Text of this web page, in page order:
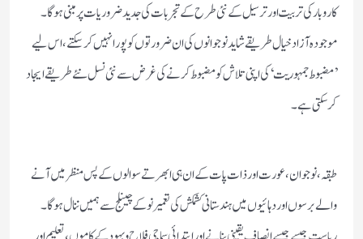
کاروبارکی تربیت اورترسیل کے نئی طرح کے تجربات کی جدید ضروریات پر مبنی ہوگا۔
موجودہ آزاد خیال طریقے شاید نوجوانوں کی ان ضرورتوں کو پورانہیں کرسکتے،اس لیے
’مضبوط جمہوریت‘کی اپنی تلاش کو مضبوط کرنے کی غرض سے نئی نسل نئے طریقے ایجاد
کرسکتی ہے۔
طبقہ،نوجوان،عورت اور ذات پات کے ان ہی ابھرتے سوالوں کے پس منظر میں آنے
والے برسوں اور دہائیوں میں ہندستانی کشمکش کی تعمیر نو کے چینلج سے ہمیں ننال ہوگا۔